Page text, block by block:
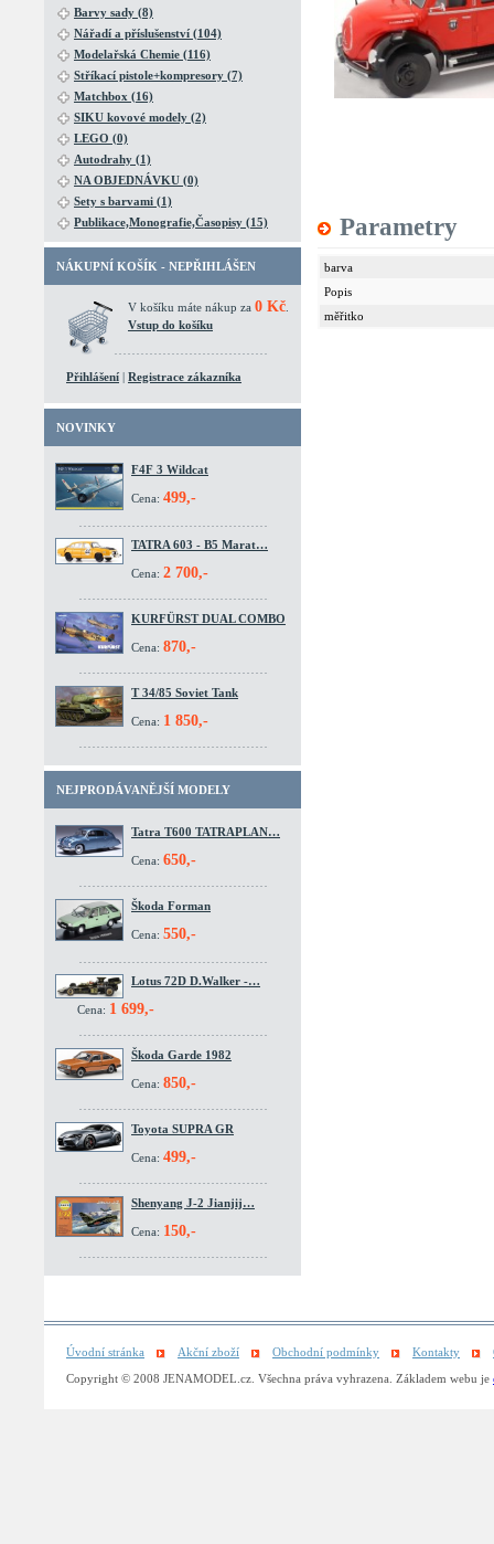
Barvy sady (8)
Nářadí a příslušenství (104)
Modelařská Chemie (116)
Stříkací pistole+kompresory (7)
Matchbox (16)
SIKU kovové modely (2)
LEGO (0)
Autodrahy (1)
NA OBJEDNÁVKU (0)
Sety s barvami (1)
Publikace,Monografie,Časopisy (15)
NÁKUPNÍ KOŠÍK - NEPŘIHLÁŠEN
V košíku máte nákup za 0 Kč
Vstup do košíku
Přihlášení | Registrace zákazníka
NOVINKY
F4F 3 Wildcat
Cena: 499,-
TATRA 603 - B5 Marat…
Cena: 2 700,-
KURFÜRST DUAL COMBO
Cena: 870,-
T 34/85 Soviet Tank
Cena: 1 850,-
NEJPRODÁVANĚJŠÍ MODELY
Tatra T600 TATRAPLAN…
Cena: 650,-
Škoda Forman
Cena: 550,-
Lotus 72D D.Walker -…
Cena: 1 699,-
Škoda Garde 1982
Cena: 850,-
Toyota SUPRA GR
Cena: 499,-
Shenyang J-2 Jianjij…
Cena: 150,-
Parametry
barva
Popis
měřitko
Úvodní stránka Akční zboží Obchodní podmínky Kontakty
Copyright © 2008 JENAMODEL.cz. Všechna práva vyhrazena. Základem webu je